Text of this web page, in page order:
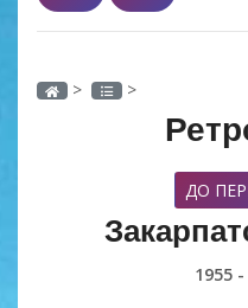
> >
ДО
1955 -